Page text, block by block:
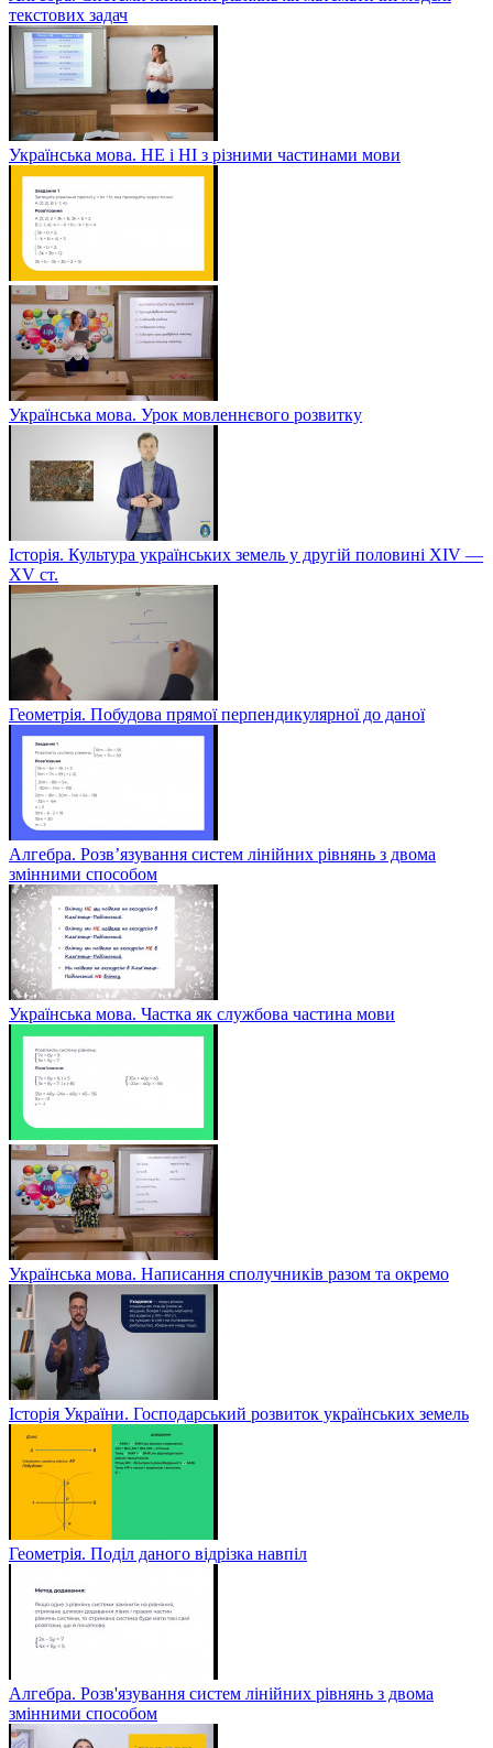
текстових задач
Українська мова. НЕ і НІ з різними частинами мови
Українська мова. Урок мовленнєвого розвитку
Історія. Культура українських земель у другій половині XIV —
XV ст.
Геометрія. Побудова прямої перпендикулярної до даної
Алгебра. Розв’язування систем лінійних рівнянь з двома
змінними способом
Українська мова. Частка як службова частина мови
Українська мова. Написання сполучників разом та окремо
Історія України. Господарський розвиток українських земель
Геометрія. Поділ даного відрізка навпіл
Алгебра. Розв'язування систем лінійних рівнянь з двома
змінними способом